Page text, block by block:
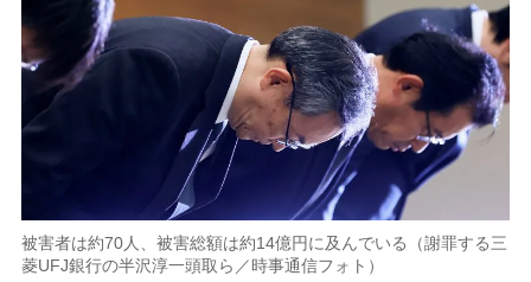
被害者は約70人、被害総額は約14億円に及んでいる（謝罪する三
菱UFJ銀行の半沢淳一頭取ら／時事通信フォト）